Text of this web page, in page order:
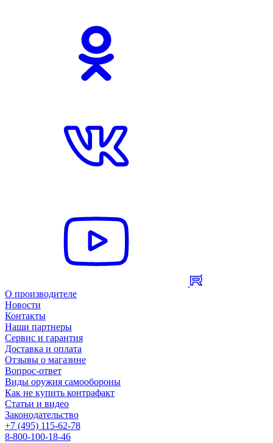
О производителе
Новости
Контакты
Наши партнеры
Сервис и гарантия
Доставка и оплата
Отзывы о магазине
Вопрос-ответ
Виды оружия самообороны
Как не купить контрафакт
Статьи и видео
Законодательство
+7 (495) 115-62-78
8-800-100-18-46